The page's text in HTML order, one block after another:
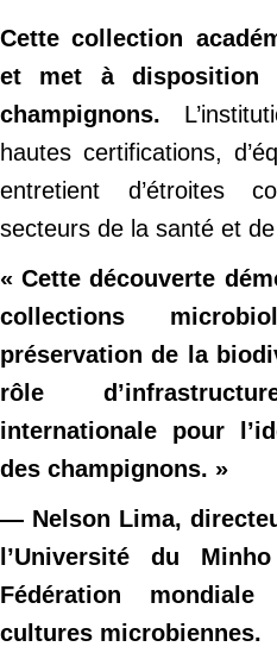
Cette collection
et met à disposition
champignons.
hautes certifications,
entretient d’étroites
secteurs de la santé et de
« Cette découverte
collections
préservation de la
rôle
internationale pour
des champignons. »
— Nelson Lima,
l’Université du
Fédération
cultures microbiennes.